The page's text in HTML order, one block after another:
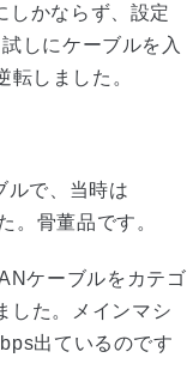
しかならず、設定
しにケーブルを入
しました。
ルで、当時は
。骨董品です。
ケーブルをカテゴ
した。メインマシ
出ているのです